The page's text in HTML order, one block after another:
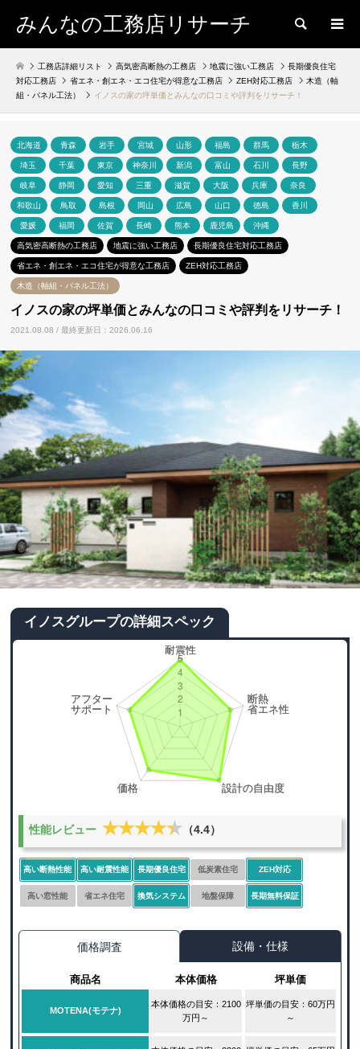
みんなの工務店リサーチ 検索
工務店詳細リスト 高気密高断熱の工務店 地震に強い工務店
長期優良住宅
対応工務店
省エネ・創エネ・エコ住宅が得意な工務店 ZEH対応工務店
木造（軸
組・パネル工法）
イノスの家の坪単価とみんなの口コミや評判をリサーチ！
北海道 青森 岩手 宮城 山形 福島 群馬 栃木
埼玉 千葉 東京 神奈川 新潟 富山 石川 長野
岐阜 静岡 愛知 三重 滋賀 大阪 兵庫 奈良
和歌山 鳥取 島根 岡山 広島 山口 徳島 香川
愛媛 福岡 佐賀 長崎 熊本 鹿児島 沖縄
高気密高断熱の工務店 地震に強い工務店 長期優良住宅対応工務店
省エネ・創エネ・エコ住宅が得意な工務店 ZEH対応工務店
木造（軸組・パネル工法）
イノスの家の坪単価とみんなの口コミや評判をリサーチ！
2021.08.08 / 最終更新日：2026.06.16
イノスグループの詳細スペック
性能レビュー ★★★★★
★★★★★ （4.4）
高い断熱性能 高い耐震性能 長期優良住宅 低炭素住宅 ZEH対応
高い窓性能 省エネ住宅 換気システム 地盤保障 長期無料保証
価格調査 設備・仕様
商品名 本体価格 坪単価
MOTENA(モテナ)
本体価格の目安：2100
万円～
坪単価の目安：60万円
～